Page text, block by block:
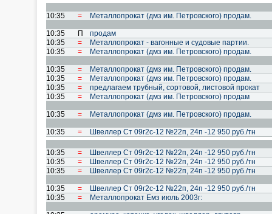
10:35 = Металлопрокат (дмз им. Петровского) продам.
10:35 П
продам
10:35
=
Металлопрокат - вагонные и судовые партии.
10:35
= Металлопрокат (дмз им. Петровского) продам.
10:35 =
Металлопрокат (дмз им. Петровского) продам.
10:35
=
Металлопрокат (дмз им. Петровского) продам.
10:35
=
предлагаем трубный, сортовой, листовой прокат
10:35
= Металлопрокат (дмз им. Петровского) продам
10:35 = Металлопрокат (дмз им. Петровского) продам.
10:35 = Швеллер Cт 09г2с-12 №22п, 24п -12 950 руб./тн
10:35 =
Швеллер Cт 09г2с-12 №22п, 24п -12 950 руб./тн
10:35
=
Швеллер Cт 09г2с-12 №22п, 24п -12 950 руб./тн
10:35
= Швеллер Cт 09г2с-12 №22п, 24п -12 950 руб./тн
10:35 =
Швеллер Cт 09г2с-12 №22п, 24п -12 950 руб./тн
10:35
= Металлопрокат Емз июль 2003г: